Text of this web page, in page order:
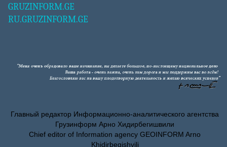
GRUZINFORM.GE
RU.GRUZINFORM.GE
Главный редактор Информационно-аналитического агентства
Грузинформ Арно Хидирбегишвили
Chief editor of Information agency GEOINFORM Arno
Khidirbegishvili